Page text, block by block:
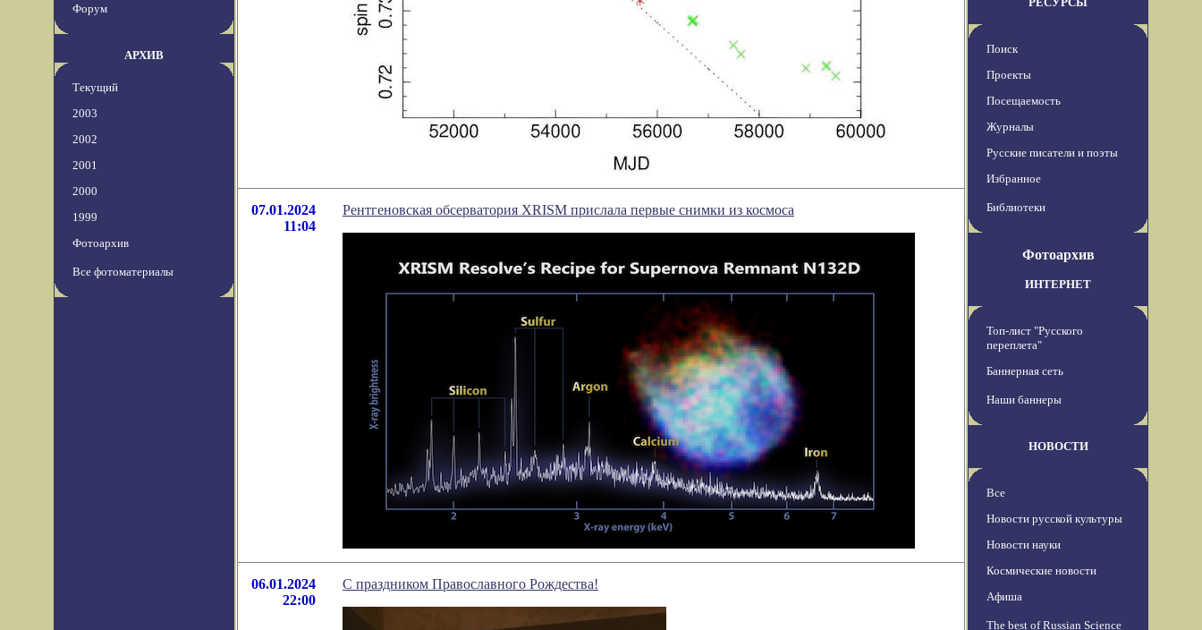
Форум
АРХИВ
Текущий
2003
2002
2001
2000
1999
Фотоархив
Все фотоматериалы
07.01.2024
11:04
Рентгеновская обсерватория XRISM прислала первые снимки из космоса
06.01.2024
22:00
С праздником Православного Рождества!
Поиск
Проекты
Посещаемость
Журналы
Русские писатели и поэты
Избранное
Библиотеки
Фотоархив
ИНТЕРНЕТ
Топ-лист "Русского
переплета"
Баннерная сеть
Наши баннеры
НОВОСТИ
Все
Новости русской культуры
Новости науки
Космические новости
Афиша
The best of Russian Science